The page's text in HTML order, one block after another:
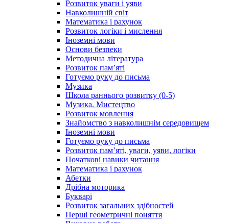
Розвиток уваги і уяви
Навколишній світ
Математика і рахунок
Розвиток логіки і мислення
Іноземні мови
Основи безпеки
Методична література
Розвиток пам’яті
Готуємо руку до письма
Музика
Школа раннього розвитку (0-5)
Музика. Мистецтво
Розвиток мовлення
Знайомство з навколишнім середовищем
Іноземні мови
Готуємо руку до письма
Розвиток пам’яті, уваги, уяви, логіки
Початкові навики читання
Математика і рахунок
Абетки
Дрібна моторика
Букварі
Розвиток загальних здібностей
Перші геометричні поняття